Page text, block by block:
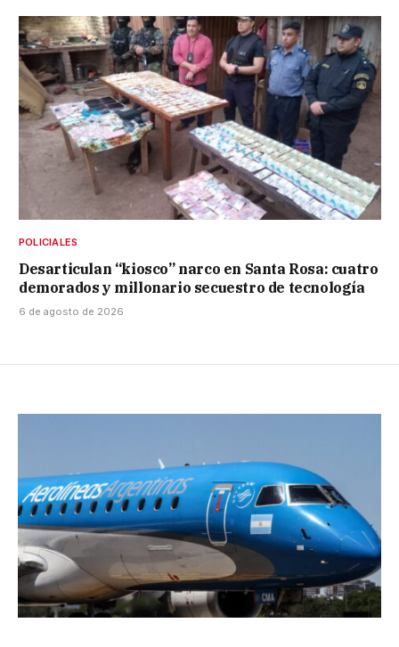
POLICIALES
Desarticulan “kiosco” narco en Santa Rosa: cuatro
demorados y millonario secuestro de tecnología
6 de agosto de 2026